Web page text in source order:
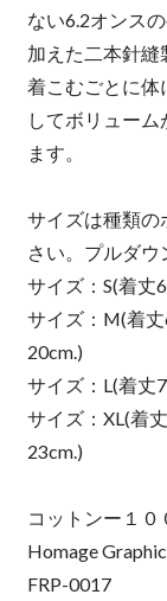
ない6.2オンス
加えた二本針縫
着こむごとに体
してボリュー
ます。
サイズは種類の
さい。プルダウ
サイズ：S(着丈
サイズ：M(着丈
20cm.)
サイズ：L(着丈
サイズ：XL(着
23cm.)
コットンー１０
Homage
FRP-0017